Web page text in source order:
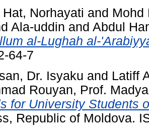
Hat, Norhayati and Mohd
Ala-uddin and Abdul
al-Lughah al-
64-7
Dr. Isyaku and Latiff
Rouyan, Prof.
for University Students
Republic of Moldova.